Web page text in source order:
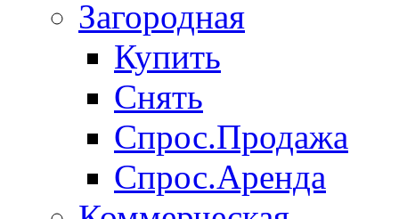
Загородная
Купить
Снять
Спрос.Продажа
Спрос.Аренда